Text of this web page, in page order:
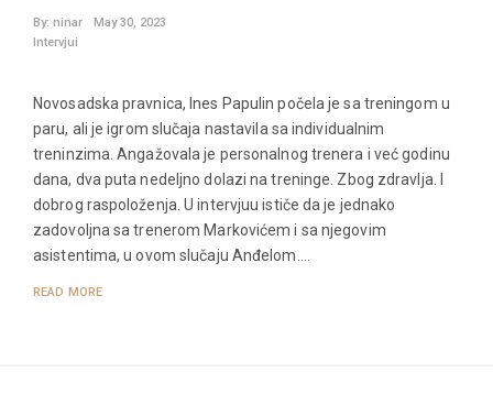
By: ninar
May 30, 2023
Intervjui
Novosadska pravnica, Ines Papulin počela je sa treningom u
paru, ali je igrom slučaja nastavila sa individualnim
treninzima. Angažovala je personalnog trenera i već godinu
dana, dva puta nedeljno dolazi na treninge. Zbog zdravlja. I
dobrog raspoloženja. U intervjuu ističe da je jednako
zadovoljna sa trenerom Markovićem i sa njegovim
asistentima, u ovom slučaju Anđelom.…
READ MORE